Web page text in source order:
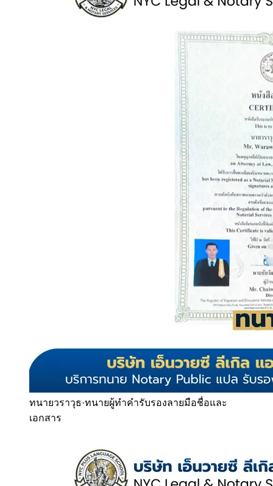
ทนายวราวุธ·ทนายผู้ทำคำรับรองลายมือชื่อและ
เอกสาร